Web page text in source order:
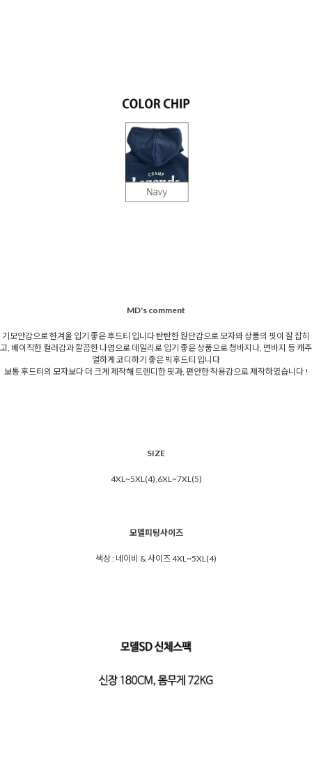
MD's comment
기모안감으로 한겨울 입기 좋은 후드티 입니다 탄탄한 원단감으로 모자와 상품의 핏이 잘 잡히
고, 베이직한 컬러감과 깔끔한 나염으로 데일리로 입기 좋은 상품으로 청바지나, 면바지 등 캐주
얼하게 코디하기 좋은 빅후드티 입니다
보통 후드티의 모자보다 더 크게 제작해 트렌디한 핏과, 편안한 착용감으로 제작하였습니다 !
SIZE
4XL~5XL(4),6XL~7XL(5)
모델피팅사이즈
색상 : 네이비 & 사이즈 4XL~5XL(4)